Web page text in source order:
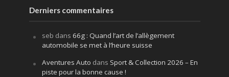
Derniers commentaires
seb dans 66g : Quand l’art de l’allègement
automobile se met à l’heure suisse
Aventures Auto dans Sport & Collection 2026 – En
piste pour la bonne cause !